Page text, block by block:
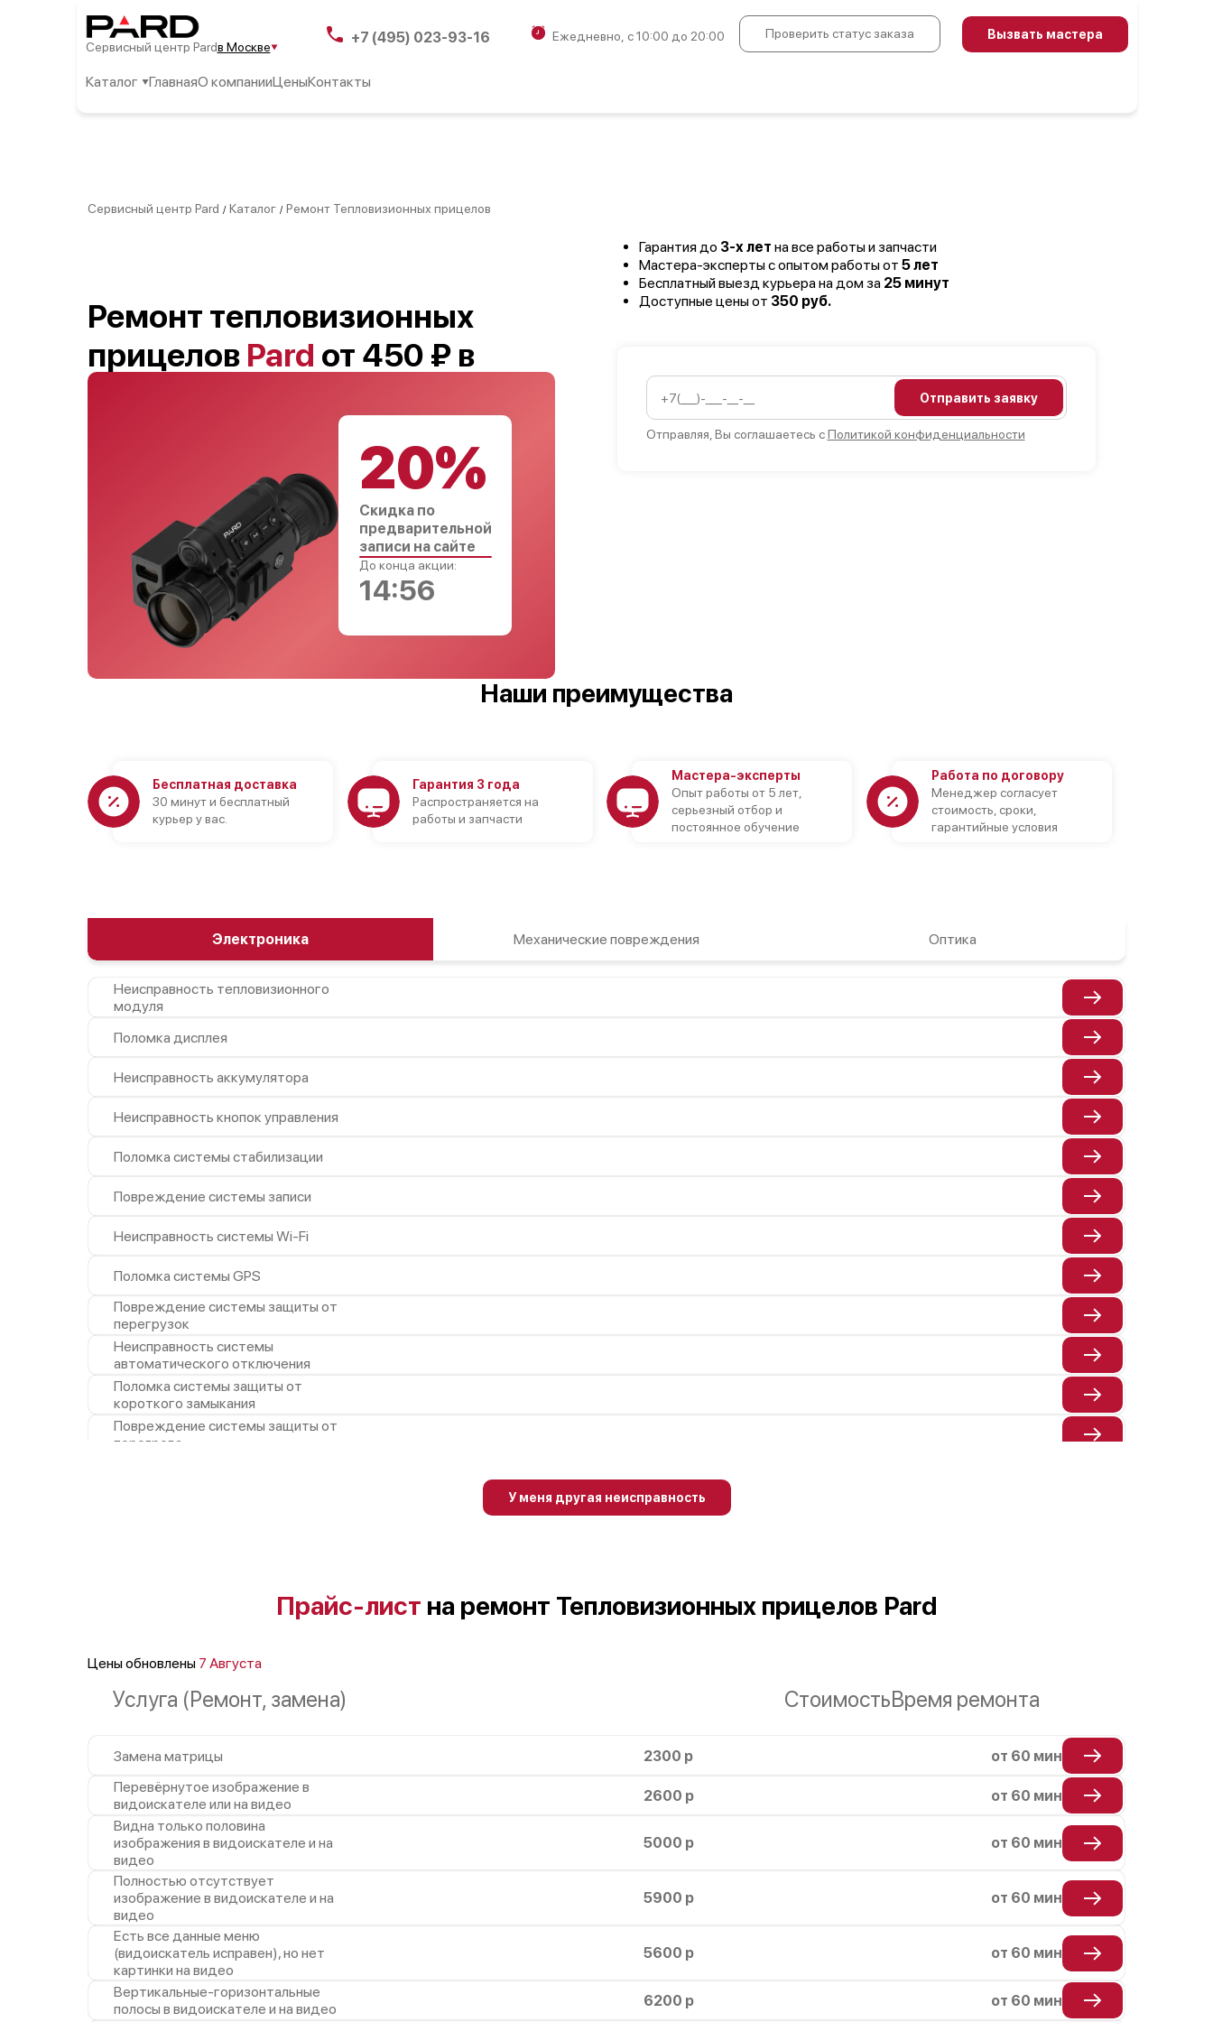
Сервисный центр Pardв Москве
+7 (495) 023-93-16 Ежедневно, с 10:00 до 20:00 Проверить статус заказа Вызвать мастера
Каталог ГлавнаяО компанииЦеныКонтакты
Сервисный центр Pard / Каталог / Ремонт Тепловизионных прицелов
Ремонт тепловизионных
прицелов Pard от 450 ₽ в
Москве
Гарантия до 3-х лет на все работы и запчасти
Мастера-эксперты с опытом работы от 5 лет
Бесплатный выезд курьера на дом за 25 минут
Доступные цены от 350 руб.
Отправить заявку
Отправляя, Вы соглашаетесь сПолитикой конфиденциальности
20%
Скидка по
предварительной
записи на сайте
До конца акции:
14:55
Наши преимущества
Бесплатная доставка
30 минут и бесплатный
курьер у вас.
Гарантия 3 года
Распространяется на
работы и запчасти
Мастера-эксперты
Опыт работы от 5 лет,
серьезный отбор и
постоянное обучение
Работа по договору
Менеджер согласует
стоимость, сроки,
гарантийные условия
Электроника Механические повреждения Оптика
Неисправность тепловизионного
модуля
Поломка дисплея
Неисправность аккумулятора
Неисправность кнопок управления
Поломка системы стабилизации
Повреждение системы записи
Неисправность системы Wi-Fi
Поломка системы GPS
Повреждение системы защиты от
перегрузок
Неисправность системы
автоматического отключения
Поломка системы защиты от
короткого замыкания
Повреждение системы защиты от
перегрева
Поломка системы защиты от
У меня другая неисправность
Прайс-лист на ремонт Тепловизионных прицелов Pard
Цены обновлены 7 Августа
Услуга (Ремонт, замена) СтоимостьВремя ремонта
Замена матрицы 2300 р
от 60 мин
Перевёрнутое изображение в
видоискателе или на видео
2600 р
от 60 мин
Видна только половина
изображения в видоискателе и на
видео
5000 р от 60 мин
Полностью отсутствует
изображение в видоискателе и на
видео
5900 р от 60 мин
Есть все данные меню
(видоискатель исправен), но нет
картинки на видео
5600 р от 60 мин
Вертикальные-горизонтальные
полосы в видоискателе и на видео
6200 р
от 60 мин